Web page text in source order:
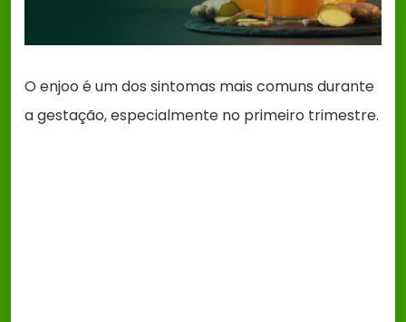
O enjoo é um dos sintomas mais comuns durante
a gestação, especialmente no primeiro trimestre.